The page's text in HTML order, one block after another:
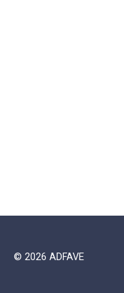
© 2026 ADFAVE